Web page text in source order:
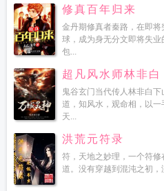
修真百年归来
金丹期修真者秦路，在即
球，成为身无分文即将失
包...
超凡风水师林非白
鬼谷玄门当代传人林非白
道，知风水，观命相，以
天...
洪荒元符录
符，天地之妙理，一个符
道。没有穿越到混沌之初